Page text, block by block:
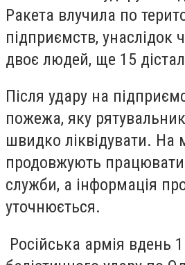
Ракета влучила по
підприємств, унаслідок
двоє людей, ще 15
Після удару на
пожежа, яку
швидко ліквідувати. На
продовжують працювати
служби, а інформація
уточнюється.
Російська армія вдень